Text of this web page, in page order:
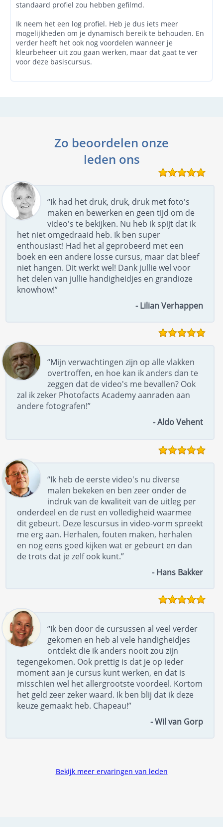
standaard profiel zou hebben gefilmd.
Ik neem het een log profiel. Heb je dus iets meer
mogelijkheden om je dynamisch bereik te behouden. En
verder heeft het ook nog voordelen wanneer je
kleurbeheer uit zou gaan werken, maar dat gaat te ver
voor deze basiscursus.
Zo beoordelen onze
leden ons
“Ik had het druk, druk, druk met foto's
maken en bewerken en geen tijd om de
video's te bekijken. Nu heb ik spijt dat ik
het niet omgedraaid heb. Ik ben super
enthousiast! Had het al geprobeerd met een
boek en een andere losse cursus, maar dat bleef
niet hangen. Dit werkt wel! Dank jullie wel voor
het delen van jullie handigheidjes en grandioze
knowhow!”
- Lilian Verhappen
“Mijn verwachtingen zijn op alle vlakken
overtroffen, en hoe kan ik anders dan te
zeggen dat de video's me bevallen? Ook
zal ik zeker Photofacts Academy aanraden aan
andere fotografen!”
- Aldo Vehent
“Ik heb de eerste video's nu diverse
malen bekeken en ben zeer onder de
indruk van de kwaliteit van de uitleg per
onderdeel en de rust en volledigheid waarmee
dit gebeurt. Deze lescursus in video-vorm spreekt
me erg aan. Herhalen, fouten maken, herhalen
en nog eens goed kijken wat er gebeurt en dan
de trots dat je zelf ook kunt.”
- Hans Bakker
“Ik ben door de cursussen al veel verder
gekomen en heb al vele handigheidjes
ontdekt die ik anders nooit zou zijn
tegengekomen. Ook prettig is dat je op ieder
moment aan je cursus kunt werken, en dat is
misschien wel het allergrootste voordeel. Kortom
het geld zeer zeker waard. Ik ben blij dat ik deze
keuze gemaakt heb. Chapeau!”
- Wil van Gorp
Bekijk meer ervaringen van leden